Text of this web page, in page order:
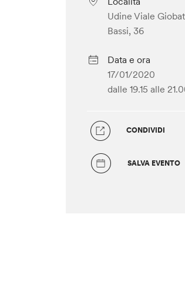
Udine Viale
Bassi, 36
Data e ora
17/01/2020
dalle 19.15 alle
CONDIVIDI
SALVA EVENTO